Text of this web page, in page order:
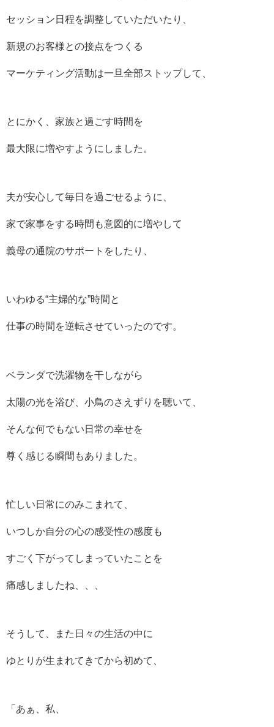
セッション日程を調整していただいたり、
新規のお客様との接点をつくる
マーケティング活動は一旦全部ストップして、
とにかく、家族と過ごす時間を
最大限に増やすようにしました。
夫が安心して毎日を過ごせるように、
家で家事をする時間も意図的に増やして
義母の通院のサポートをしたり、
いわゆる“主婦的な”時間と
仕事の時間を逆転させていったのです。
ベランダで洗濯物を干しながら
太陽の光を浴び、小鳥のさえずりを聴いて、
そんな何でもない日常の幸せを
尊く感じる瞬間もありました。
忙しい日常にのみこまれて、
いつしか自分の心の感受性の感度も
すごく下がってしまっていたことを
痛感しましたね、、、
そうして、また日々の生活の中に
ゆとりが生まれてきてから初めて、
「あぁ、私、